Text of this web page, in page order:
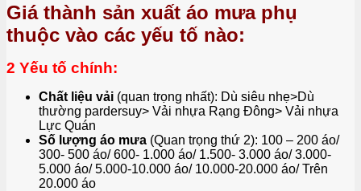
Giá thành sản xuất áo mưa phụ
thuộc vào các yếu tố nào:
2 Yếu tố chính:
Chất liệu vải (quan trọng nhất): Dù siêu nhẹ>Dù
thường pardersuy> Vải nhựa Rạng Đông> Vải nhựa
Lực Quán
Số lượng áo mưa (Quan trọng thứ 2): 100 – 200 áo/
300- 500 áo/ 600- 1.000 áo/ 1.500- 3.000 áo/ 3.000-
5.000 áo/ 5.000-10.000 áo/ 10.000-20.000 áo/ Trên
20.000 áo